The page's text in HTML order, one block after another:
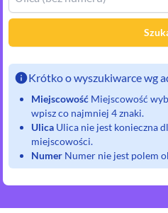
Krótko o wyszukiwarce wg
Miejscowość Miejscowość
wpisz co najmniej 4 znaki.
Ulica Ulica nie jest konieczna
miejscowości.
Numer Numer nie jest polem